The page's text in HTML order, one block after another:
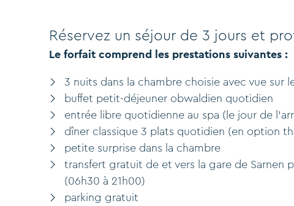
Réservez un séjour de 3 jours et
Le forfait comprend les prestations suivantes :
3 nuits dans la chambre choisie avec vue sur
buffet petit-déjeuner obwaldien quotidien
entrée libre quotidienne au spa (le jour de
dîner classique 3 plats quotidien (en option
petite surprise dans la chambre
transfert gratuit de et vers la gare de Sarnen
(06h30 à 21h00)
parking gratuit